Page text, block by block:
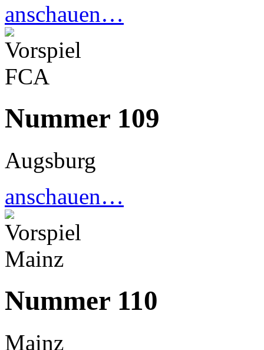
anschauen…
Nummer 109
Augsburg
anschauen…
Nummer 110
Mainz